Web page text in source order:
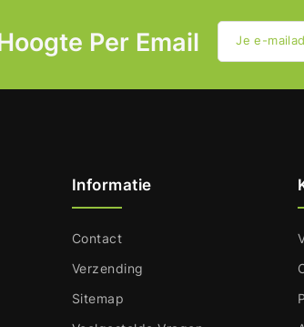
Per Email Je e-
Informatie
Contact
Verzending
Sitemap